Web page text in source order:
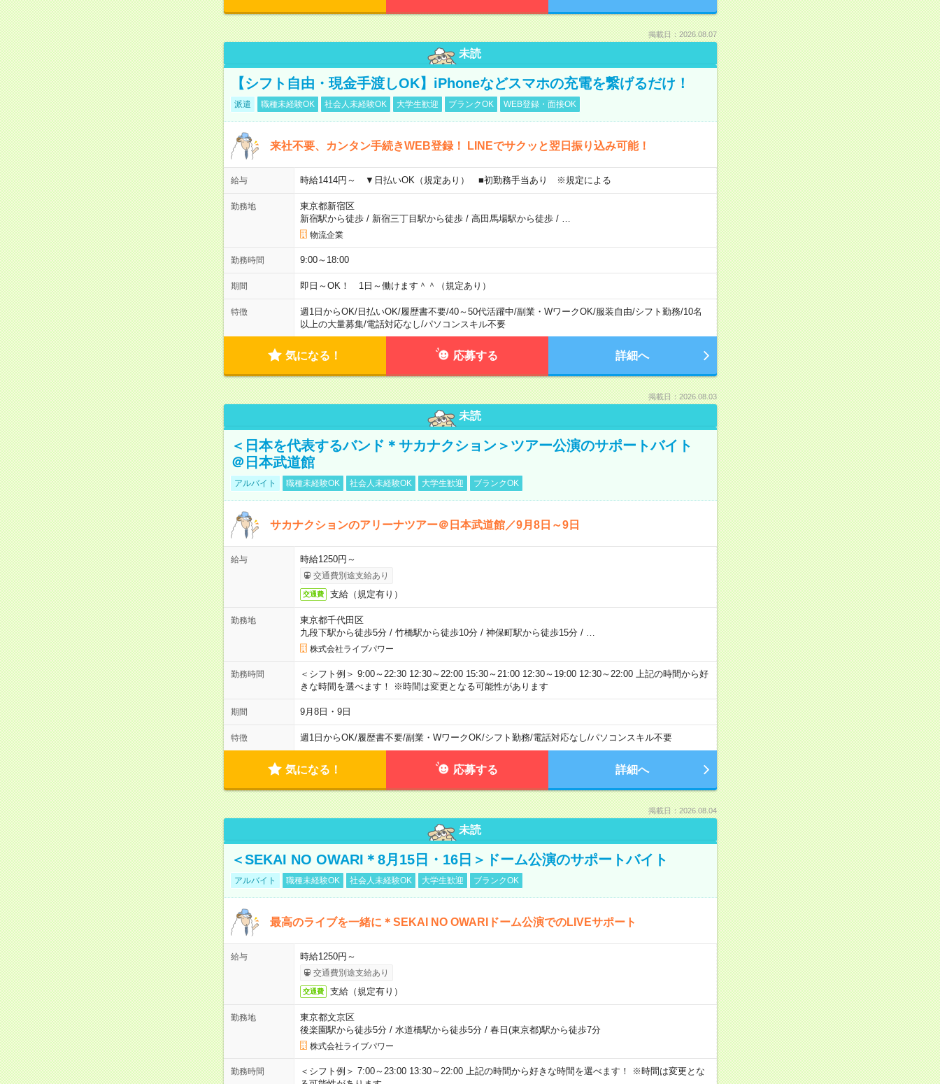
掲載日：2026.08.07
未読
【シフト自由・現金手渡しOK】iPhoneなどスマホの充電を繋げるだけ！
派遣 職種未経験OK 社会人未経験OK 大学生歓迎 ブランクOK WEB登録・面接OK
来社不要、カンタン手続きWEB登録！ LINEでサクッと翌日振り込み可能！
給与 時給1414円～ ▼日払いOK（規定あり） ■初勤務手当あり ※規定による
勤務地
東京都新宿区
新宿駅から徒歩/ 新宿三丁目駅から徒歩/ 高田馬場駅から徒歩/
物流企業
勤務時間 9:00～18:00
期間 即日～OK！ 1日～働けます＾＾（規定あり）
特徴 週1日からOK/日払いOK/履歴書不要/40～50代活躍中/副業・WワークOK/服装自由/シフト勤務/10名
以上の大量募集/電話対応なし/パソコンスキル不要
気になる！ 応募する 詳細へ
掲載日：2026.08.03
未読
＜日本を代表するバンド＊サカナクション＞ツアー公演のサポートバイト
＠日本武道館
アルバイト 職種未経験OK 社会人未経験OK 大学生歓迎 ブランクOK
サカナクションのアリーナツアー＠日本武道館／9月8日～9日
給与 時給1250円～
交通費別途支給あり
交通費 支給（規定有り）
勤務地
東京都千代田区
九段下駅から徒歩5分/ 竹橋駅から徒歩10分/ 神保町駅から徒歩15分/
株式会社ライブパワー
勤務時間
＜シフト例＞ 9:00～22:30 12:30～22:00 15:30～21:00 12:30～19:00 12:30～22:00 上記の時間から好
きな時間を選べます！ ※時間は変更となる可能性があります
期間 9月8日・9日
特徴 週1日からOK/履歴書不要/副業・WワークOK/シフト勤務/電話対応なし/パソコンスキル不要
気になる！ 応募する 詳細へ
掲載日：2026.08.04
未読
＜SEKAI NO OWARI＊8月15日・16日＞ドーム公演のサポートバイト
アルバイト 職種未経験OK 社会人未経験OK 大学生歓迎 ブランクOK
最高のライブを一緒に＊SEKAI NO OWARIドーム公演でのLIVEサポート
給与 時給1250円～
交通費別途支給あり
交通費 支給（規定有り）
勤務地
東京都文京区
後楽園駅から徒歩5分/ 水道橋駅から徒歩5分/ 春日(東京都)駅から徒歩7分
株式会社ライブパワー
勤務時間
＜シフト例＞ 7:00～23:00 13:30～22:00 上記の時間から好きな時間を選べます！ ※時間は変更とな